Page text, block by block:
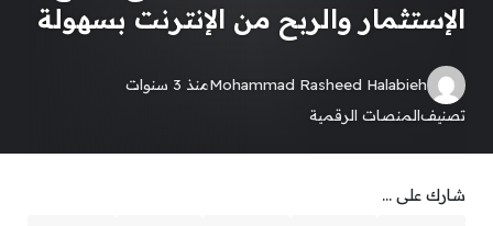
الإستثمار والربح من الإنترنت بسهولة
Mohammad Rasheed Halabiehمنذ 3 سنوات
تصنيفالمنصات الرقمية
شارك على ...